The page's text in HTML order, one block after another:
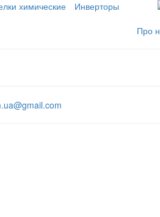
химические
Инверторы
Про